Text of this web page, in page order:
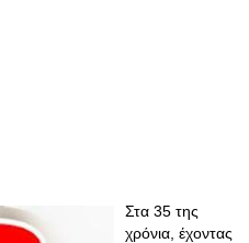
Στα 35 της
χρόνια, έχοντας